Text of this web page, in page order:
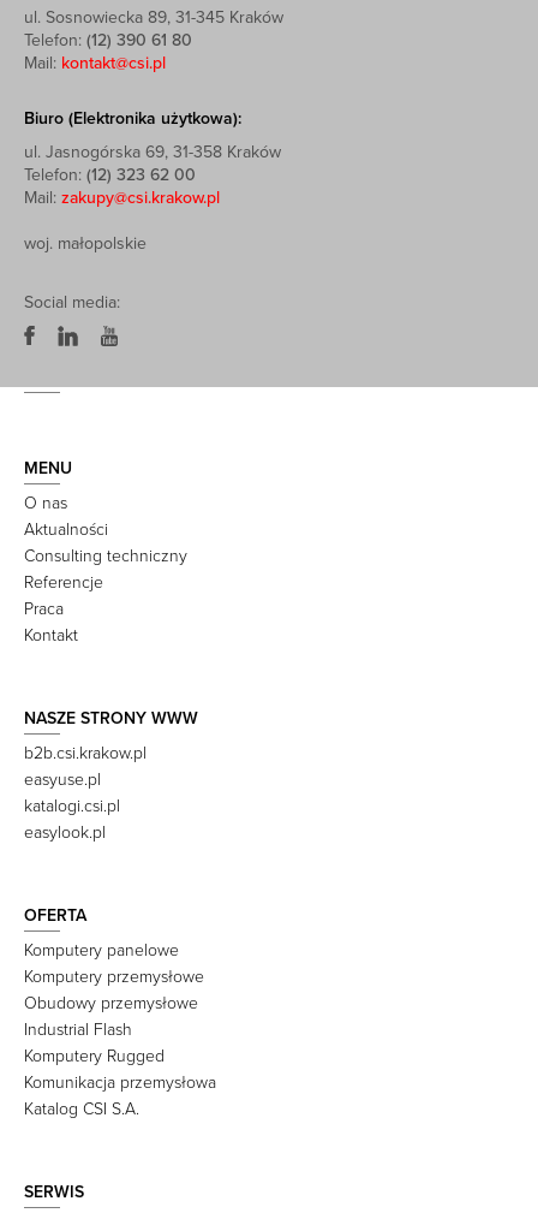
ul. Sosnowiecka 89, 31-345 Kraków
Telefon: (12) 390 61 80
Mail: kontakt@csi.pl
Biuro (Elektronika użytkowa):
ul. Jasnogórska 69, 31-358 Kraków
Telefon: (12) 323 62 00
Mail: zakupy@csi.krakow.pl
woj. małopolskie
Social media:
MENU
O nas
Aktualności
Consulting techniczny
Referencje
Praca
Kontakt
NASZE STRONY WWW
b2b.csi.krakow.pl
easyuse.pl
katalogi.csi.pl
easylook.pl
OFERTA
Komputery panelowe
Komputery przemysłowe
Obudowy przemysłowe
Industrial Flash
Komputery Rugged
Komunikacja przemysłowa
Katalog CSI S.A.
SERWIS